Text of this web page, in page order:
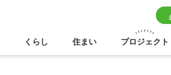
くらし 住まい プロジェクト